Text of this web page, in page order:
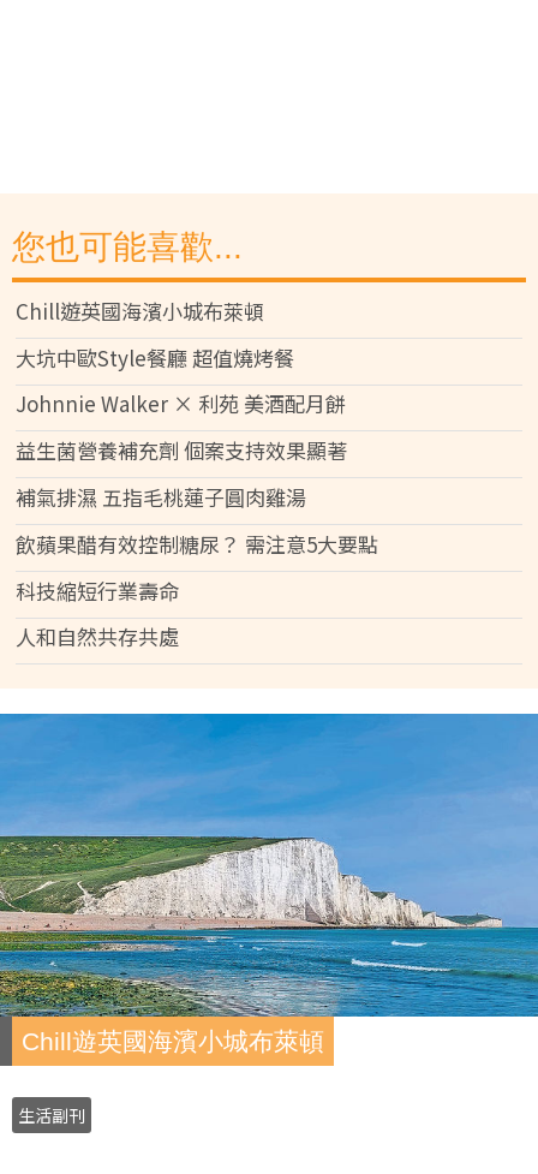
您也可能喜歡...
Chill遊英國海濱小城布萊頓
大坑中歐Style餐廳 超值燒烤餐
Johnnie Walker × 利苑 美酒配月餅
益生菌營養補充劑 個案支持效果顯著
補氣排濕 五指毛桃蓮子圓肉雞湯
飲蘋果醋有效控制糖尿？ 需注意5大要點
科技縮短行業壽命
人和自然共存共處
Chill遊英國海濱小城布萊頓
生活副刊